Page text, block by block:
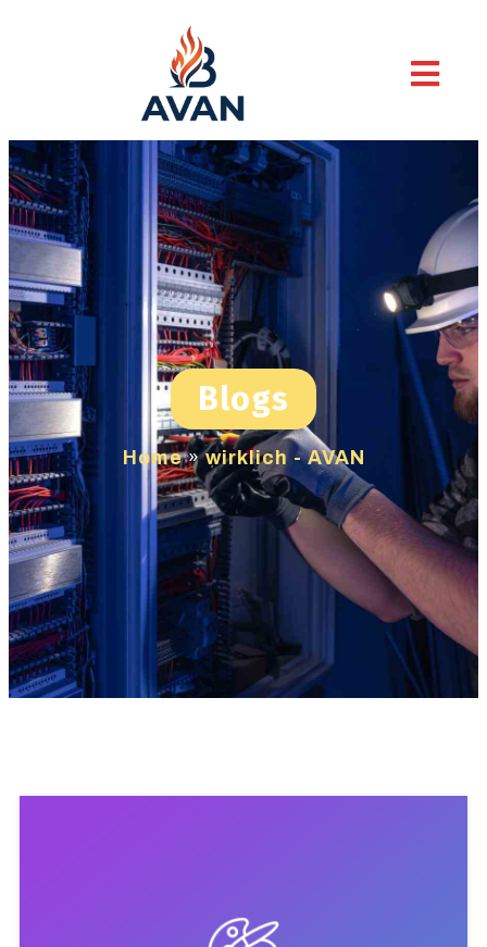
Blogs
Home»wirklich - AVAN